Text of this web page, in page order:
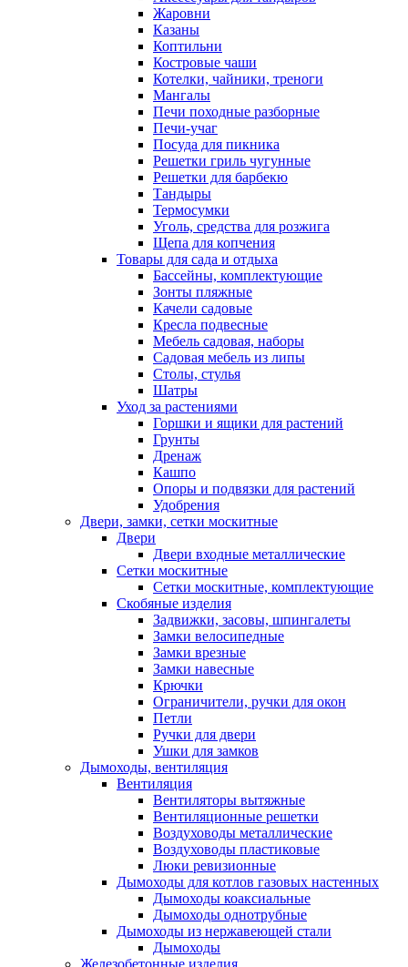
Жаровни
Казаны
Коптильни
Костровые чаши
Котелки, чайники, треноги
Мангалы
Печи походные разборные
Печи-учаг
Посуда для пикника
Решетки гриль чугунные
Решетки для барбекю
Тандыры
Термосумки
Уголь, средства для розжига
Щепа для копчения
Товары для сада и отдыха
Бассейны, комплектующие
Зонты пляжные
Качели садовые
Кресла подвесные
Мебель садовая, наборы
Садовая мебель из липы
Столы, стулья
Шатры
Уход за растениями
Горшки и ящики для растений
Грунты
Дренаж
Кашпо
Опоры и подвязки для растений
Удобрения
Двери, замки, сетки москитные
Двери
Двери входные металлические
Сетки москитные
Сетки москитные, комплектующие
Скобяные изделия
Задвижки, засовы, шпингалеты
Замки велосипедные
Замки врезные
Замки навесные
Крючки
Ограничители, ручки для окон
Петли
Ручки для двери
Ушки для замков
Дымоходы, вентиляция
Вентиляция
Вентиляторы вытяжные
Вентиляционные решетки
Воздуховоды металлические
Воздуховоды пластиковые
Люки ревизионные
Дымоходы для котлов газовых настенных
Дымоходы коаксиальные
Дымоходы однотрубные
Дымоходы из нержавеющей стали
Дымоходы
Железобетонные изделия